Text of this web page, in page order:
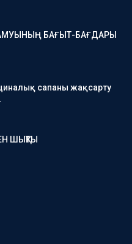
БАҒЫТ-БАҒДАРЫ
сапаны жақсарту
ШЫҚТЫ